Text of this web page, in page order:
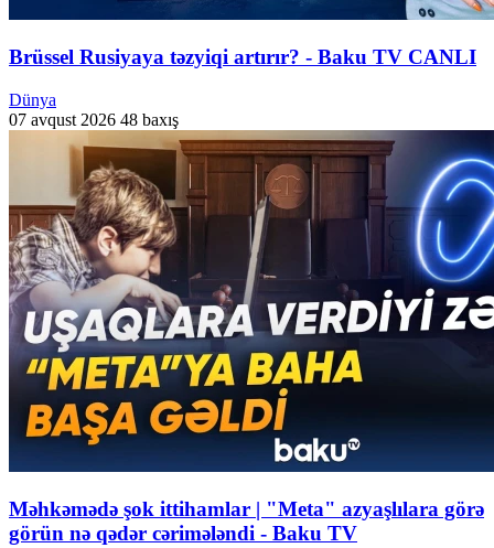
Brüssel Rusiyaya təzyiqi artırır? - Baku TV CANLI
Dünya
07 avqust 2026 48 baxış
Məhkəmədə şok ittihamlar | "Meta" azyaşlılara görə
görün nə qədər cərimələndi - Baku TV